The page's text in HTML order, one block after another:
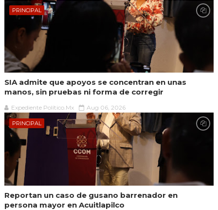
PRINCIPAL
SIA admite que apoyos se concentran en unas
manos, sin pruebas ni forma de corregir
Expediente Político.Mx Aug 06, 2026
PRINCIPAL
Reportan un caso de gusano barrenador en
persona mayor en Acuitlapilco